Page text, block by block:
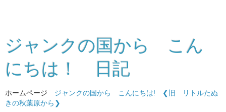
ジャンクの国から こん
にちは！ 日記
ホームページ ジャンクの国から こんにちは!
❮旧 リトルたぬ
きの秋葉原から❯